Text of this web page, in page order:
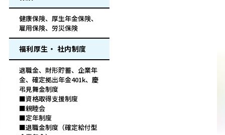
健康保険、厚生年金保険、
雇用保険、労災保険
福利厚生・ 社内制度
退職金、財形貯蓄、企業年
金、確定拠出年金401k、慶
弔見舞金制度
■資格取得支援制度
■親睦会
■定年制度
■退職金制度（確定給付型